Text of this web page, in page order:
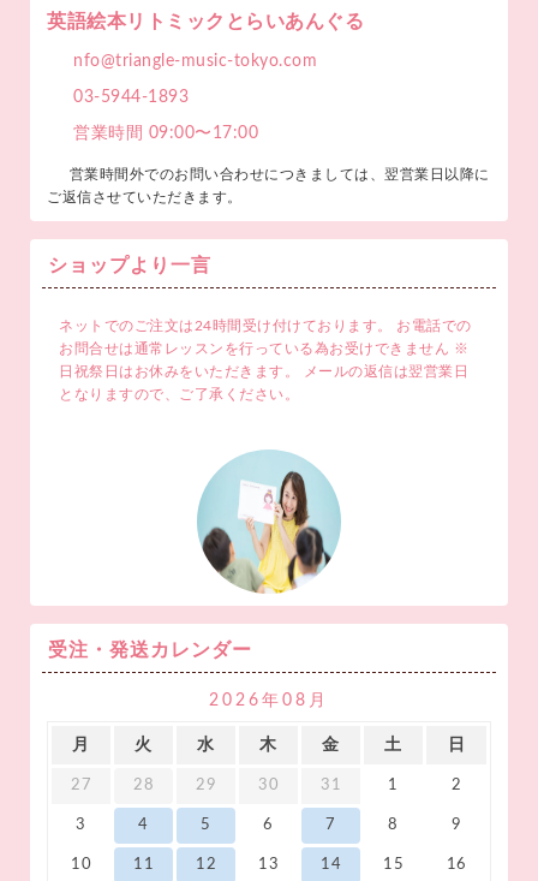
英語絵本リトミックとらいあんぐる
nfo@triangle-music-tokyo.com
03-5944-1893
営業時間 09:00〜17:00
営業時間外でのお問い合わせにつきましては、翌営業日以降に
ご返信させていただきます。
ショップより一言
ネットでのご注文は24時間受け付けております。 お電話での
お問合せは通常レッスンを行っている為お受けできません ※
日祝祭日はお休みをいただきます。 メールの返信は翌営業日
となりますので、ご了承ください。
受注・発送カレンダー
2026年08月
月 火 水 木 金 土 日
27 28 29 30 31 1 2
3 4 5 6 7 8 9
10 11 12 13 14 15 16